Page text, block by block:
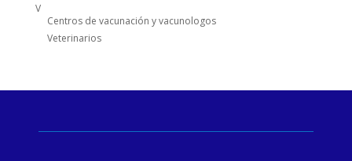
V
Centros de vacunación y vacunologos
Veterinarios